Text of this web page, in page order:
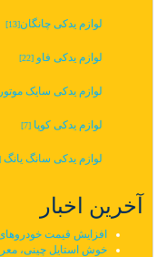
لوازم یدکی چانگان‬‎[13]
لوازم یدکی فاو [22]
لوازم یدکی سایک موتور
لوازم یدکی کوپا [7]
لوازم یدکی سانگ یانگ
آخرین اخبار
افزایش قیمت خودروهای
خوش استایل چینی،